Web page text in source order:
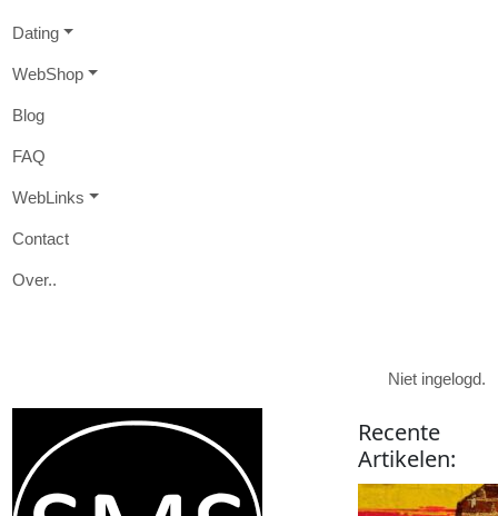
Dating
WebShop
Blog
FAQ
WebL inks
Contact
Over..
Niet ingelogd.
Recente
Artikelen: